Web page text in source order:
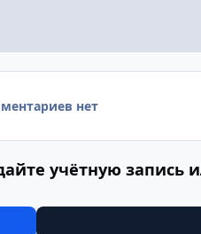
нет
учётную запись